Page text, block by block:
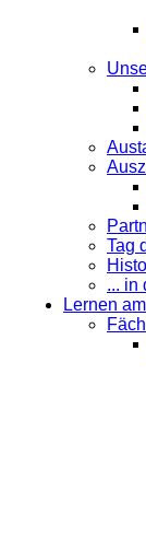
Tag
... in
Lernen